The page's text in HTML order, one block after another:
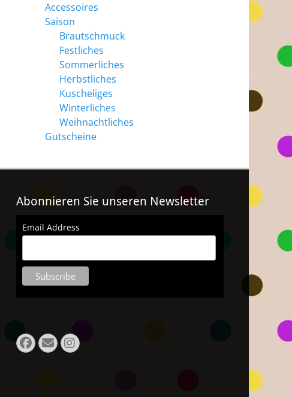
Accessoires
Saison
Brautschmuck
Festliches
Sommerliches
Herbstliches
Kuscheliges
Winterliches
Weihnachtliches
Gutscheine
Abonnieren Sie unseren Newsletter
Email Address
Facebook
EmailInstagram